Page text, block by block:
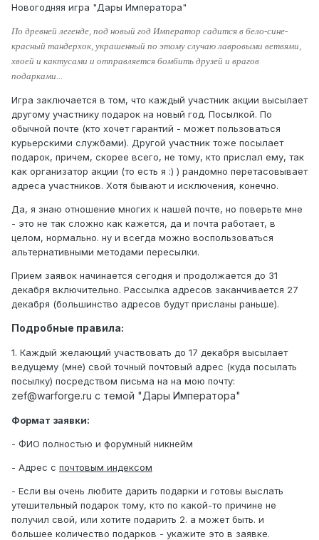
Новогодняя игра "Дары Императора"
По древней легенде, под новый год Император садится в бело-сине-
красный тандерхок, украшенный по этому случаю лавровыми ветвями,
хвоей и кактусами и отправляется бомбить друзей и врагов
подарками...
Игра заключается в том, что каждый участник акции высылает
другому участнику подарок на новый год. Посылкой. По
обычной почте (кто хочет гарантий - может пользоваться
курьерскими службами). Другой участник тоже посылает
подарок, причем, скорее всего, не тому, кто прислал ему, так
как организатор акции (то есть я :) ) рандомно перетасовывает
адреса участников. Хотя бывают и исключения, конечно.
Да, я знаю отношение многих к нашей почте, но поверьте мне
- это не так сложно как кажется, да и почта работает, в
целом, нормально. ну и всегда можно воспользоваться
альтернативными методами пересылки.
Прием заявок начинается сегодня и продолжается до 31
декабря включительно. Рассылка адресов заканчивается 27
декабря (большинство адресов будут присланы раньше).
Подробные правила:
1. Каждый желающий участвовать до 17 декабря высылает
ведущему (мне) свой точный почтовый адрес (куда посылать
посылку) посредством письма на на мою почту:
zef@warforge.ru с темой "Дары Императора"
Формат заявки:
- ФИО полностью и форумный никнейм
- Адрес с почтовым индексом
- Если вы очень любите дарить подарки и готовы выслать
утешительный подарок тому, кто по какой-то причине не
получил свой, или хотите подарить 2. а может быть. и
большее количество подарков - укажите это в заявке.